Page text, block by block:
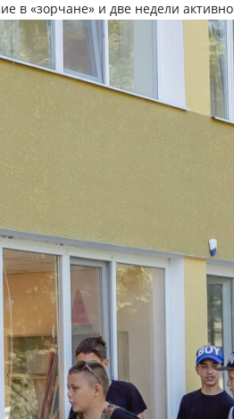
«зорчане» и две недели